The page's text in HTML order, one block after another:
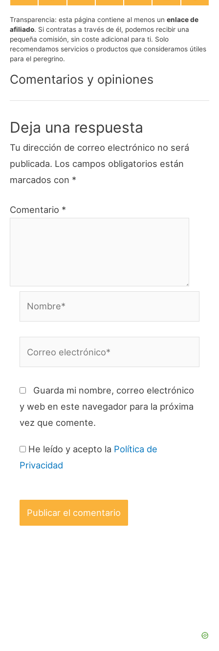
en
WhatsApp
en
Facebook
en
X
(Twitter)
en
Email
en
Telegram
en
LinkedIn
en
Transparencia: esta página contiene al menos un enlace de
afiliado. Si contratas a través de él, podemos recibir una
pequeña comisión, sin coste adicional para ti. Solo
recomendamos servicios o productos que consideramos útiles
para el peregrino.
Comentarios y opiniones
Deja una respuesta
Tu dirección de correo electrónico no será
publicada. Los campos obligatorios están
marcados con *
Comentario *
Guarda mi nombre, correo electrónico
y web en este navegador para la próxima
vez que comente.
He leído y acepto la Política de
Privacidad